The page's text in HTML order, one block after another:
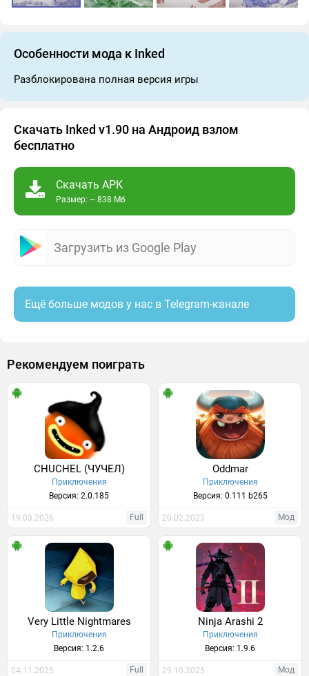
Особенности мода к Inked
Разблокирована полная версия игры
Скачать Inked v1.90 на Андроид взлом
бесплатно
Скачать APK
Размер: ~ 838 Мб
Загрузить из Google Play
Ещё больше модов у нас в Telegram-канале
Рекомендуем поиграть
CHUCHEL (ЧУЧЕЛ)
Приключения
Версия: 2.0.185
19.03.2026 Full
Oddmar
Приключения
Версия: 0.111 b265
20.02.2025 Мод
Very Little Nightmares
Приключения
Версия: 1.2.6
04.11.2025 Full
Ninja Arashi 2
Приключения
Версия: 1.9.6
29.10.2025 Мод